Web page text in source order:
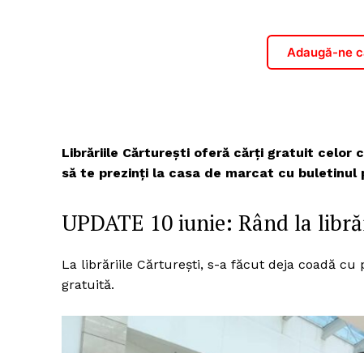
Adaugă-ne
Librăriile Cărturești oferă cărți gratuit celor
să te prezinți la casa de marcat cu buletinul
UPDATE 10 iunie: Rând la
La librăriile Cărturești, s-a făcut deja coadă cu
gratuită.